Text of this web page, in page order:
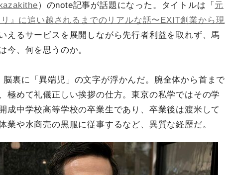
）のnote記事が話題になった。タイトルは「 元
』に追い越されるまでのリアルな話〜EXIT創業から現
えるサービスを展開しながら先行者利益を取れず、馬
今、何を思うのか。
裏に「異端児」の文字が浮かんだ。腕全体から首まで
極めて礼儀正しい挨拶の仕方。東京の私学ではその学
成中学校高等学校の卒業生であり、卒業後は渡米して
業や水商売の黒服に従事するなど、異質な経歴だ。